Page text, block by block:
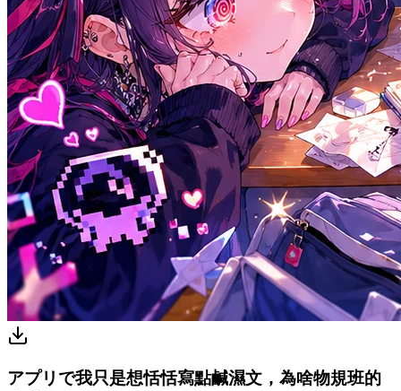
アプリで我只是想恬恬寫點鹹濕文，為啥物規班的